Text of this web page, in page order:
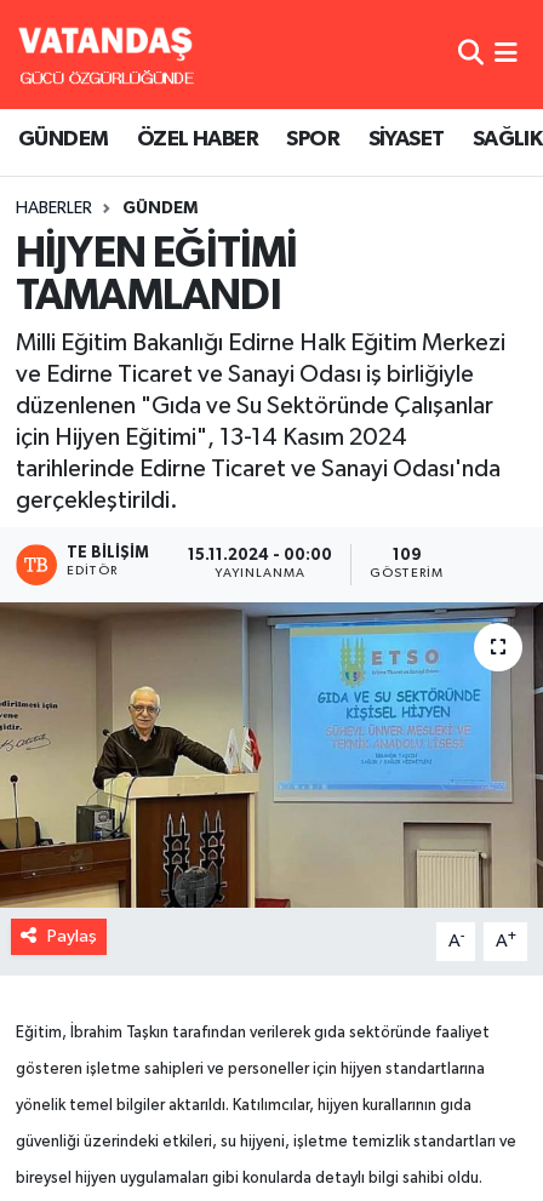
GÜNDEM ÖZEL HABER SPOR SİYASET SAĞLIK
HABERLER GÜNDEM
HİJYEN EĞİTİMİ
TAMAMLANDI
Milli Eğitim Bakanlığı Edirne Halk Eğitim Merkezi
ve Edirne Ticaret ve Sanayi Odası iş birliğiyle
düzenlenen "Gıda ve Su Sektöründe Çalışanlar
için Hijyen Eğitimi", 13-14 Kasım 2024
tarihlerinde Edirne Ticaret ve Sanayi Odası'nda
gerçekleştirildi.
TE BILIŞIM
EDITÖR
15.11.2024 - 00:00
YAYINLANMA
109
GÖSTERIM
Paylaş A- A+
Eğitim, İbrahim Taşkın tarafından verilerek gıda sektöründe faaliyet
gösteren işletme sahipleri ve personeller için hijyen standartlarına
yönelik temel bilgiler aktarıldı. Katılımcılar, hijyen kurallarının gıda
güvenliği üzerindeki etkileri, su hijyeni, işletme temizlik standartları ve
bireysel hijyen uygulamaları gibi konularda detaylı bilgi sahibi oldu.
GÜNDEM
SPOR
SİYASET
SAĞLIK
Hava Durumu
Süper Lig Puan Durumu ve Fikstür
Tüm Manşetler
Son Dakika Haberleri
Haber Arşivi